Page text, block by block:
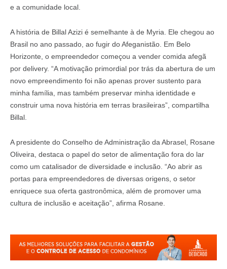
e a comunidade local.
A história de Billal Azizi é semelhante à de Myria. Ele chegou ao
Brasil no ano passado, ao fugir do Afeganistão. Em Belo
Horizonte, o empreendedor começou a vender comida afegã
por delivery. “A motivação primordial por trás da abertura de um
novo empreendimento foi não apenas prover sustento para
minha família, mas também preservar minha identidade e
construir uma nova história em terras brasileiras”, compartilha
Billal.
A presidente do Conselho de Administração da Abrasel, Rosane
Oliveira, destaca o papel do setor de alimentação fora do lar
como um catalisador de diversidade e inclusão. “Ao abrir as
portas para empreendedores de diversas origens, o setor
enriquece sua oferta gastronômica, além de promover uma
cultura de inclusão e aceitação”, afirma Rosane.